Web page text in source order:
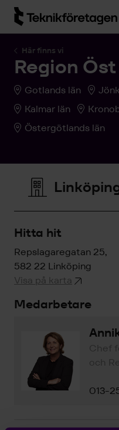
Hoppa till huvudinnehåll
Här finns vi
Region Öst
Gotlands län
Kalmar län
Östergötlands län
Hitta hit
Repslagaregatan 25,
582 22 Linköping
Visa på karta
Medarbetare
Chef
och
013-